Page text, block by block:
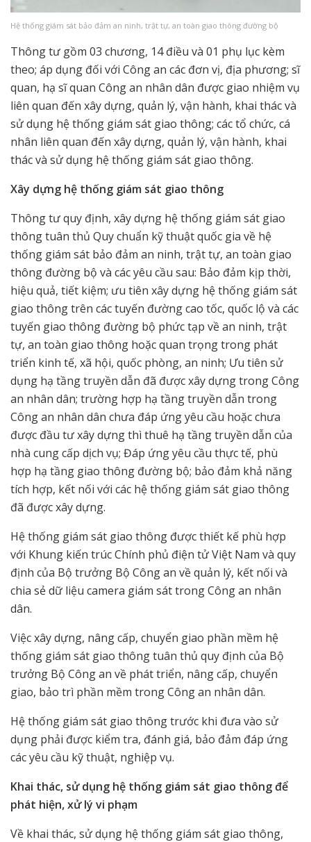
Hệ thống giám sát bảo đảm an ninh, trật tự, an toàn giao thông đường bộ
Thông tư gồm 03 chương, 14 điều và 01 phụ lục kèm
theo; áp dụng đối với Công an các đơn vị, địa phương; sĩ
quan, hạ sĩ quan Công an nhân dân được giao nhiệm vụ
liên quan đến xây dựng, quản lý, vận hành, khai thác và
sử dụng hệ thống giám sát giao thông; các tổ chức, cá
nhân liên quan đến xây dựng, quản lý, vận hành, khai
thác và sử dụng hệ thống giám sát giao thông.
Xây dựng hệ thống giám sát giao thông
Thông tư quy định, xây dựng hệ thống giám sát giao
thông tuân thủ Quy chuẩn kỹ thuật quốc gia về hệ
thống giám sát bảo đảm an ninh, trật tự, an toàn giao
thông đường bộ và các yêu cầu sau: Bảo đảm kịp thời,
hiệu quả, tiết kiệm; ưu tiên xây dựng hệ thống giám sát
giao thông trên các tuyến đường cao tốc, quốc lộ và các
tuyến giao thông đường bộ phức tạp về an ninh, trật
tự, an toàn giao thông hoặc quan trọng trong phát
triển kinh tế, xã hội, quốc phòng, an ninh; Ưu tiên sử
dụng hạ tầng truyền dẫn đã được xây dựng trong Công
an nhân dân; trường hợp hạ tầng truyền dẫn trong
Công an nhân dân chưa đáp ứng yêu cầu hoặc chưa
được đầu tư xây dựng thì thuê hạ tầng truyền dẫn của
nhà cung cấp dịch vụ; Đáp ứng yêu cầu thực tế, phù
hợp hạ tầng giao thông đường bộ; bảo đảm khả năng
tích hợp, kết nối với các hệ thống giám sát giao thông
đã được xây dựng.
Hệ thống giám sát giao thông được thiết kế phù hợp
với Khung kiến trúc Chính phủ điện tử Việt Nam và quy
định của Bộ trưởng Bộ Công an về quản lý, kết nối và
chia sẻ dữ liệu camera giám sát trong Công an nhân
dân.
Việc xây dựng, nâng cấp, chuyển giao phần mềm hệ
thống giám sát giao thông tuân thủ quy định của Bộ
trưởng Bộ Công an về phát triển, nâng cấp, chuyển
giao, bảo trì phần mềm trong Công an nhân dân.
Hệ thống giám sát giao thông trước khi đưa vào sử
dụng phải được kiểm tra, đánh giá, bảo đảm đáp ứng
các yêu cầu kỹ thuật, nghiệp vụ.
Khai thác, sử dụng hệ thống giám sát giao thông để
phát hiện, xử lý vi phạm
Về khai thác, sử dụng hệ thống giám sát giao thông,